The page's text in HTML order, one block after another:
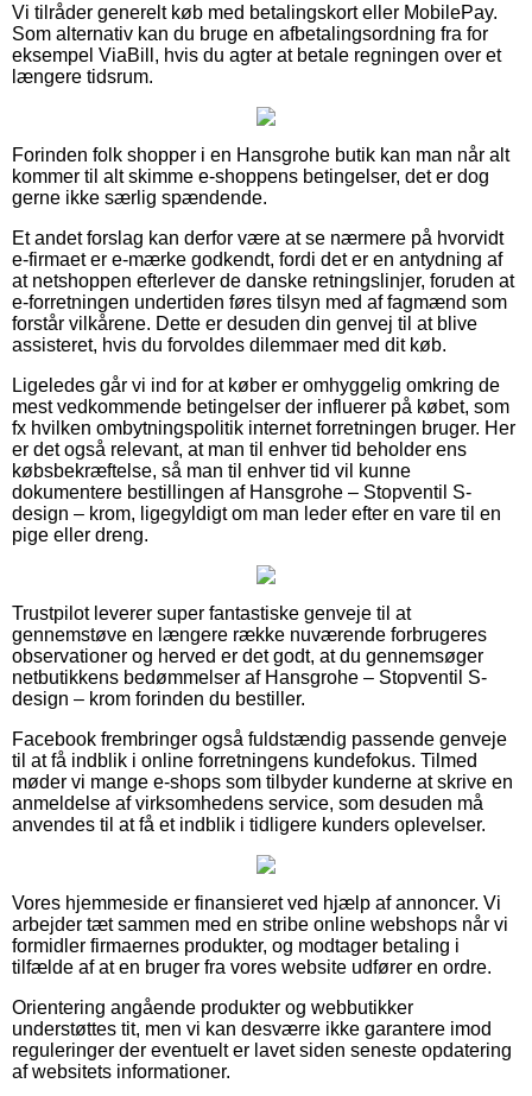
Vi tilråder generelt køb med betalingskort eller MobilePay.
Som alternativ kan du bruge en afbetalingsordning fra for
eksempel ViaBill, hvis du agter at betale regningen over et
længere tidsrum.
Forinden folk shopper i en Hansgrohe butik kan man når alt
kommer til alt skimme e-shoppens betingelser, det er dog
gerne ikke særlig spændende.
Et andet forslag kan derfor være at se nærmere på hvorvidt
e-firmaet er e-mærke godkendt, fordi det er en antydning af
at netshoppen efterlever de danske retningslinjer, foruden at
e-forretningen undertiden føres tilsyn med af fagmænd som
forstår vilkårene. Dette er desuden din genvej til at blive
assisteret, hvis du forvoldes dilemmaer med dit køb.
Ligeledes går vi ind for at køber er omhyggelig omkring de
mest vedkommende betingelser der influerer på købet, som
fx hvilken ombytningspolitik internet forretningen bruger. Her
er det også relevant, at man til enhver tid beholder ens
købsbekræftelse, så man til enhver tid vil kunne
dokumentere bestillingen af Hansgrohe – Stopventil S-
design – krom, ligegyldigt om man leder efter en vare til en
pige eller dreng.
Trustpilot leverer super fantastiske genveje til at
gennemstøve en længere række nuværende forbrugeres
observationer og herved er det godt, at du gennemsøger
netbutikkens bedømmelser af Hansgrohe – Stopventil S-
design – krom forinden du bestiller.
Facebook frembringer også fuldstændig passende genveje
til at få indblik i online forretningens kundefokus. Tilmed
møder vi mange e-shops som tilbyder kunderne at skrive en
anmeldelse af virksomhedens service, som desuden må
anvendes til at få et indblik i tidligere kunders oplevelser.
Vores hjemmeside er finansieret ved hjælp af annoncer. Vi
arbejder tæt sammen med en stribe online webshops når vi
formidler firmaernes produkter, og modtager betaling i
tilfælde af at en bruger fra vores website udfører en ordre.
Orientering angående produkter og webbutikker
understøttes tit, men vi kan desværre ikke garantere imod
reguleringer der eventuelt er lavet siden seneste opdatering
af websitets informationer.